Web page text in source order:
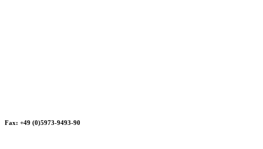
Fax: +49 (0)5973-9493-90